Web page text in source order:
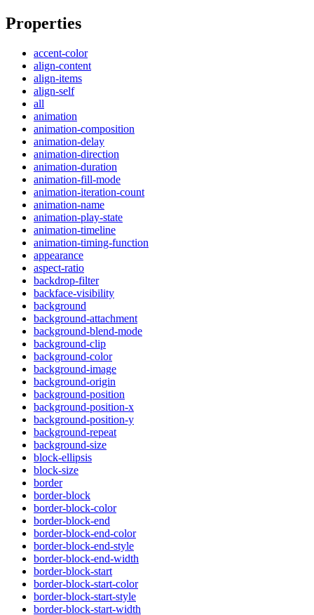
Properties
accent-color
align-content
align-items
align-self
all
animation
animation-composition
animation-delay
animation-direction
animation-duration
animation-fill-mode
animation-iteration-count
animation-name
animation-play-state
animation-timeline
animation-timing-function
appearance
aspect-ratio
backdrop-filter
backface-visibility
background
background-attachment
background-blend-mode
background-clip
background-color
background-image
background-origin
background-position
background-position-x
background-position-y
background-repeat
background-size
block-ellipsis
block-size
border
border-block
border-block-color
border-block-end
border-block-end-color
border-block-end-style
border-block-end-width
border-block-start
border-block-start-color
border-block-start-style
border-block-start-width